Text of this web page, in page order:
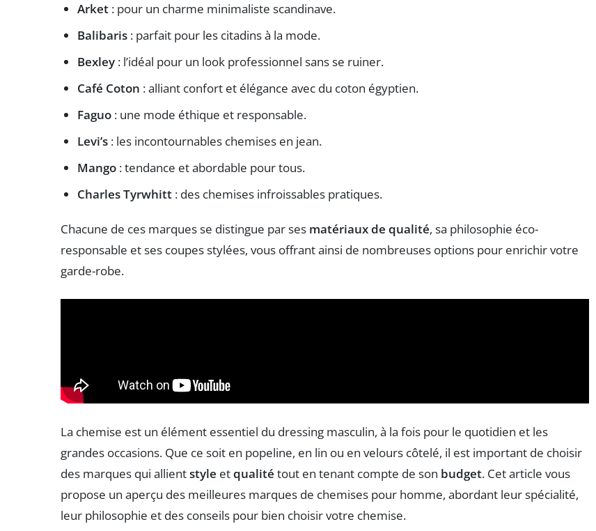
Arket : pour un charme minimaliste scandinave.
Balibaris : parfait pour les citadins à la mode.
Bexley : l’idéal pour un look professionnel sans se ruiner.
Café Coton : alliant confort et élégance avec du coton égyptien.
Faguo : une mode éthique et responsable.
Levi’s : les incontournables chemises en jean.
Mango : tendance et abordable pour tous.
Charles Tyrwhitt : des chemises infroissables pratiques.
Chacune de ces marques se distingue par ses matériaux de qualité, sa philosophie éco-
responsable et ses coupes stylées, vous offrant ainsi de nombreuses options pour enrichir votre
garde-robe.
La chemise est un élément essentiel du dressing masculin, à la fois pour le quotidien et les
grandes occasions. Que ce soit en popeline, en lin ou en velours côtelé, il est important de choisir
des marques qui allientstyle etqualité tout en tenant compte de son budget. Cet article vous
propose un aperçu des meilleures marques de chemises pour homme, abordant leur spécialité,
leur philosophie et des conseils pour bien choisir votre chemise.